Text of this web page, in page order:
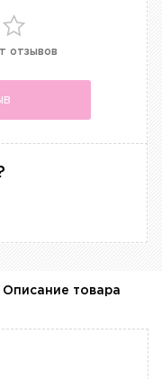
отзывов
Описание товара